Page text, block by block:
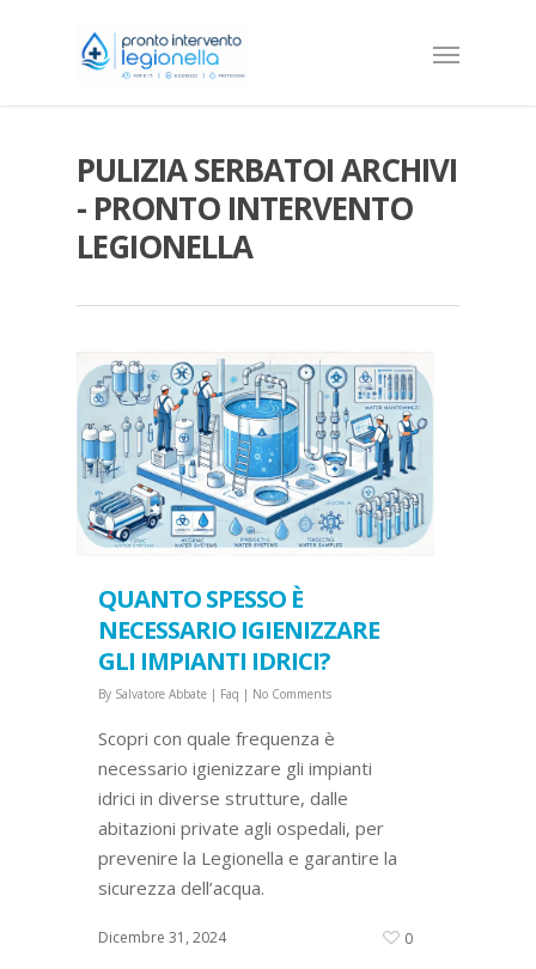
PULIZIA SERBATOI ARCHIVI
- PRONTO INTERVENTO
LEGIONELLA
QUANTO SPESSO È
NECESSARIO IGIENIZZARE
GLI IMPIANTI IDRICI?
By Salvatore Abbate | Faq | No Comments
Scopri con quale frequenza è
necessario igienizzare gli impianti
idrici in diverse strutture, dalle
abitazioni private agli ospedali, per
prevenire la Legionella e garantire la
sicurezza dell’acqua.
Dicembre 31, 2024 0